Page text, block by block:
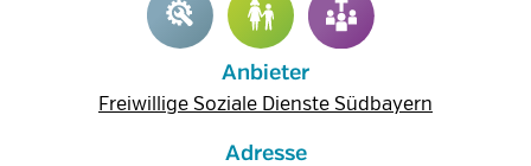
Anbieter
Freiwillige Soziale Dienste Südbayern
Adresse